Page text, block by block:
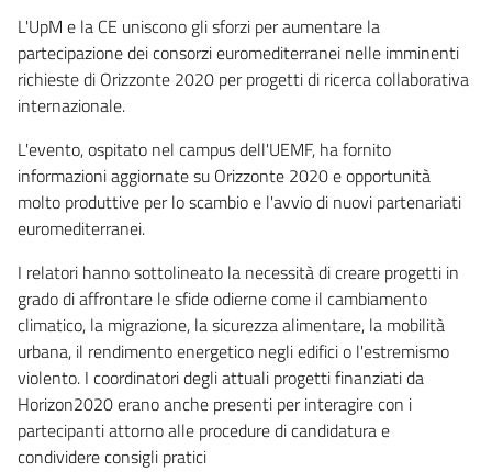
L'UpM e la CE uniscono gli sforzi per aumentare la
partecipazione dei consorzi euromediterranei nelle imminenti
richieste di Orizzonte 2020 per progetti di ricerca collaborativa
internazionale.
L'evento, ospitato nel campus dell'UEMF, ha fornito
informazioni aggiornate su Orizzonte 2020 e opportunità
molto produttive per lo scambio e l'avvio di nuovi partenariati
euromediterranei.
I relatori hanno sottolineato la necessità di creare progetti in
grado di affrontare le sfide odierne come il cambiamento
climatico, la migrazione, la sicurezza alimentare, la mobilità
urbana, il rendimento energetico negli edifici o l'estremismo
violento. I coordinatori degli attuali progetti finanziati da
Horizon2020 erano anche presenti per interagire con i
partecipanti attorno alle procedure di candidatura e
condividere consigli pratici